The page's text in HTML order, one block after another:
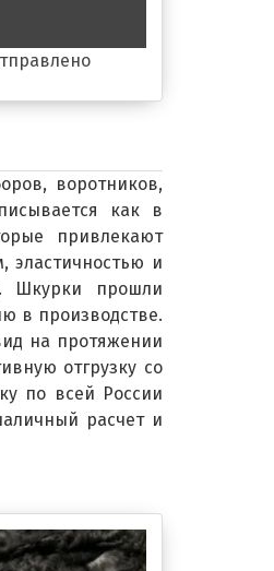
воротников,
как в
привлекают
эластичностью и
Шкурки прошли
в производстве.
на протяжении
отгрузку со
по всей России
расчет и